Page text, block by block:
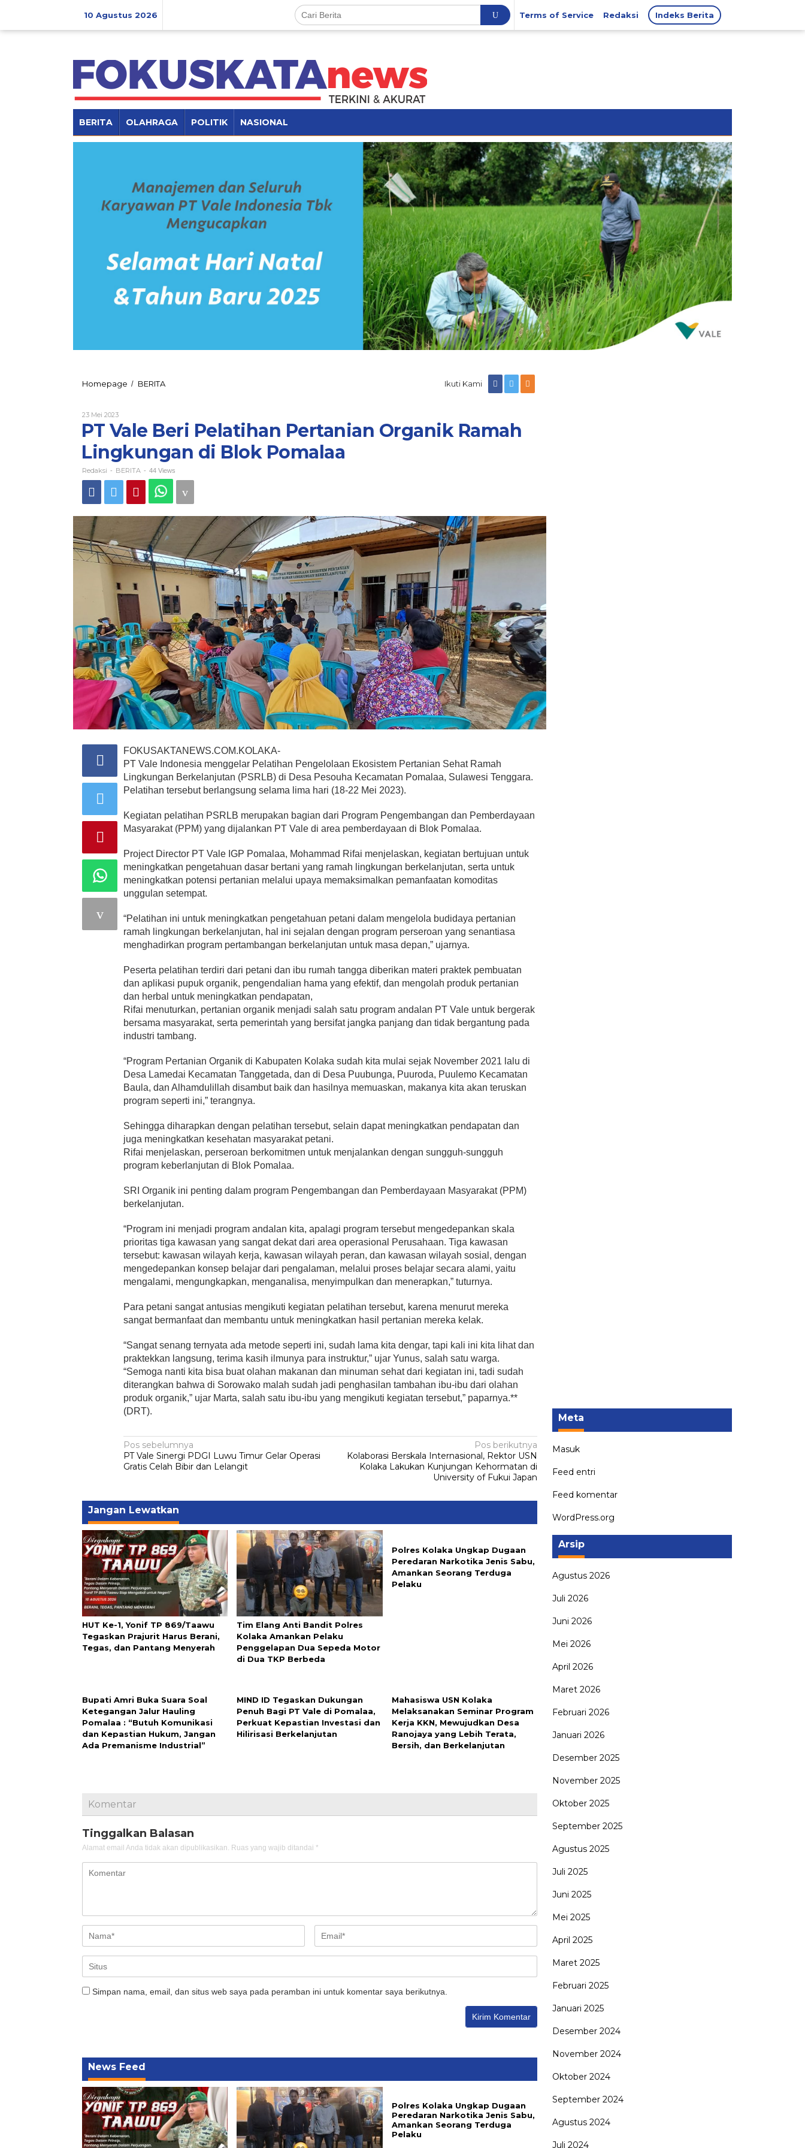
10 Agustus 2026 Terms of Service Redaksi Indeks Berita
BERITA OLAHRAGA POLITIK NASIONAL
Homepage / BERITAPT
Pertanian
Organik
Ramah
Lingkungan
di
Blok
Pomalaa
Ikuti Kami
23 Mei 2023Oleh
Redaksi
PT Vale Beri Pelatihan Pertanian Organik Ramah
Lingkungan di Blok Pomalaa
Redaksi - BERITA - 44 Views
FOKUSAKTANEWS.COM.KOLAKA-
PT Vale Indonesia menggelar Pelatihan Pengelolaan Ekosistem Pertanian Sehat Ramah
Lingkungan Berkelanjutan (PSRLB) di Desa Pesouha Kecamatan Pomalaa, Sulawesi Tenggara.
Pelatihan tersebut berlangsung selama lima hari (18-22 Mei 2023).
Kegiatan pelatihan PSRLB merupakan bagian dari Program Pengembangan dan Pemberdayaan
Masyarakat (PPM) yang dijalankan PT Vale di area pemberdayaan di Blok Pomalaa.
Project Director PT Vale IGP Pomalaa, Mohammad Rifai menjelaskan, kegiatan bertujuan untuk
meningkatkan pengetahuan dasar bertani yang ramah lingkungan berkelanjutan, serta untuk
meningkatkan potensi pertanian melalui upaya memaksimalkan pemanfaatan komoditas
unggulan setempat.
“Pelatihan ini untuk meningkatkan pengetahuan petani dalam mengelola budidaya pertanian
ramah lingkungan berkelanjutan, hal ini sejalan dengan program perseroan yang senantiasa
menghadirkan program pertambangan berkelanjutan untuk masa depan,” ujarnya.
Peserta pelatihan terdiri dari petani dan ibu rumah tangga diberikan materi praktek pembuatan
dan aplikasi pupuk organik, pengendalian hama yang efektif, dan mengolah produk pertanian
dan herbal untuk meningkatkan pendapatan,
Rifai menuturkan, pertanian organik menjadi salah satu program andalan PT Vale untuk bergerak
bersama masyarakat, serta pemerintah yang bersifat jangka panjang dan tidak bergantung pada
industri tambang.
“Program Pertanian Organik di Kabupaten Kolaka sudah kita mulai sejak November 2021 lalu di
Desa Lamedai Kecamatan Tanggetada, dan di Desa Puubunga, Puuroda, Puulemo Kecamatan
Baula, dan Alhamdulillah disambut baik dan hasilnya memuaskan, makanya kita akan teruskan
program seperti ini,” terangnya.
Sehingga diharapkan dengan pelatihan tersebut, selain dapat meningkatkan pendapatan dan
juga meningkatkan kesehatan masyarakat petani.
Rifai menjelaskan, perseroan berkomitmen untuk menjalankan dengan sungguh-sungguh
program keberlanjutan di Blok Pomalaa.
SRI Organik ini penting dalam program Pengembangan dan Pemberdayaan Masyarakat (PPM)
berkelanjutan.
“Program ini menjadi program andalan kita, apalagi program tersebut mengedepankan skala
prioritas tiga kawasan yang sangat dekat dari area operasional Perusahaan. Tiga kawasan
tersebut: kawasan wilayah kerja, kawasan wilayah peran, dan kawasan wilayah sosial, dengan
mengedepankan konsep belajar dari pengalaman, melalui proses belajar secara alami, yaitu
mengalami, mengungkapkan, menganalisa, menyimpulkan dan menerapkan,” tuturnya.
Para petani sangat antusias mengikuti kegiatan pelatihan tersebut, karena menurut mereka
sangat bermanfaat dan membantu untuk meningkatkan hasil pertanian mereka kelak.
“Sangat senang ternyata ada metode seperti ini, sudah lama kita dengar, tapi kali ini kita lihat dan
praktekkan langsung, terima kasih ilmunya para instruktur,” ujar Yunus, salah satu warga.
“Semoga nanti kita bisa buat olahan makanan dan minuman sehat dari kegiatan ini, tadi sudah
diterangkan bahwa di Sorowako malah sudah jadi penghasilan tambahan ibu-ibu dari olahan
produk organik,” ujar Marta, salah satu ibu-ibu yang mengikuti kegiatan tersebut,” paparnya.**
(DRT).
Navigasi
pos
Pos sebelumnya
PT Vale Sinergi PDGI Luwu Timur Gelar Operasi
Gratis Celah Bibir dan Lelangit
Pos berikutnya
Kolaborasi Berskala Internasional, Rektor USN
Kolaka Lakukan Kunjungan Kehormatan di
University of Fukui Japan
Jangan Lewatkan
HUT Ke-1, Yonif TP 869/Taawu
Tegaskan Prajurit Harus Berani,
Tegas, dan Pantang Menyerah
Tim Elang Anti Bandit Polres
Kolaka Amankan Pelaku
Penggelapan Dua Sepeda Motor
di Dua TKP Berbeda
Polres Kolaka Ungkap Dugaan
Peredaran Narkotika Jenis Sabu,
Amankan Seorang Terduga
Pelaku
Bupati Amri Buka Suara Soal
Ketegangan Jalur Hauling
Pomalaa : “Butuh Komunikasi
dan Kepastian Hukum, Jangan
Ada Premanisme Industrial”
MIND ID Tegaskan Dukungan
Penuh Bagi PT Vale di Pomalaa,
Perkuat Kepastian Investasi dan
Hilirisasi Berkelanjutan
Mahasiswa USN Kolaka
Melaksanakan Seminar Program
Kerja KKN, Mewujudkan Desa
Ranojaya yang Lebih Terata,
Bersih, dan Berkelanjutan
Komentar
Tinggalkan Balasan
Alamat email Anda tidak akan dipublikasikan. Ruas yang wajib ditandai *
Simpan nama, email, dan situs web saya pada peramban ini untuk komentar saya berikutnya.
News Feed
Polres Kolaka Ungkap Dugaan
Peredaran Narkotika Jenis Sabu,
Amankan Seorang Terduga
Pelaku
Meta
Masuk
Feed entri
Feed komentar
WordPress.org
Arsip
Agustus 2026
Juli 2026
Juni 2026
Mei 2026
April 2026
Maret 2026
Februari 2026
Januari 2026
Desember 2025
November 2025
Oktober 2025
September 2025
Agustus 2025
Juli 2025
Juni 2025
Mei 2025
April 2025
Maret 2025
Februari 2025
Januari 2025
Desember 2024
November 2024
Oktober 2024
September 2024
Agustus 2024
Juli 2024